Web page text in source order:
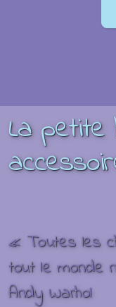
La
« Toutes les
tout le monde
Andy Warhol